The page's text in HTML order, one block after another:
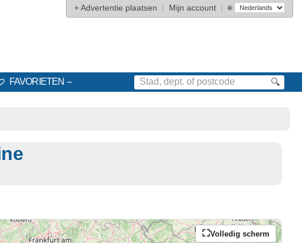
+Advertentie plaatsen | Mijn account | 🌐
FAVORIETEN 🔍
Volledig scherm